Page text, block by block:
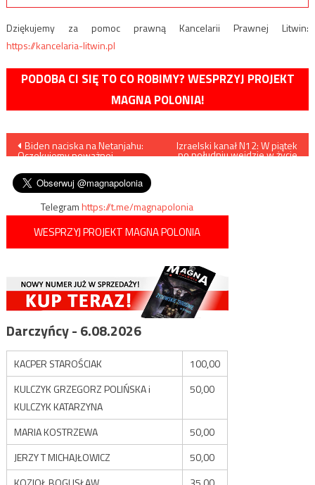
Dziękujemy za pomoc prawną Kancelarii Prawnej Litwin:
https://kancelaria-litwin.pl
PODOBA CI SIĘ TO CO ROBIMY? WESPRZYJ PROJEKT
MAGNA POLONIA!
Nawigacja
wpisu
Biden naciska na Netanjahu:
Oczekujemy poważnej
Izraelski kanał N12: W piątek
po południu wejdzie w życie
Telegramhttps://t.me/magnapolonia
WESPRZYJ PROJEKT MAGNA POLONIA
Darczyńcy - 6.08.2026
KACPER STAROŚCIAK
100,00
KULCZYK GRZEGORZ POLIŃSKA i
KULCZYK KATARZYNA
50,00
MARIA KOSTRZEWA
50,00
JERZY T MICHAJŁOWICZ
50,00